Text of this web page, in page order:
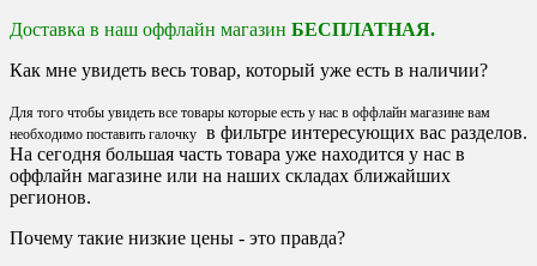
Доставка в наш оффлайн магазин БЕСПЛАТНАЯ.
Как мне увидеть весь товар, который уже есть в наличии?
Для того чтобы увидеть все товары которые есть у нас в оффлайн магазине вам
необходимо поставить галочку в фильтре интересующих вас разделов.
На сегодня большая часть товара уже находится у нас в
оффлайн магазине или на наших складах ближайших
регионов.
Почему такие низкие цены - это правда?